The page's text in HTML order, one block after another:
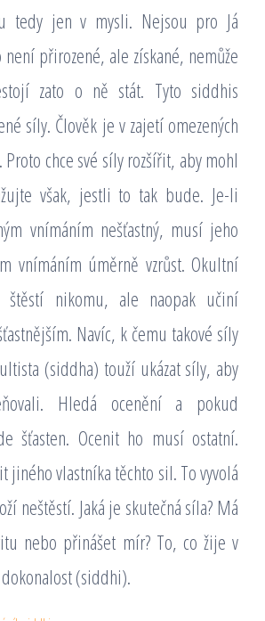
tedy jen v mysli. Nejsou pro Já
přirozené, ale získané, nemůže
zato o ně stát. Tyto siddhis
síly. Člověk je v zajetí omezených
chce své síly rozšířit, aby mohl
však, jestli to tak bude. Je-li
vnímáním nešťastný, musí jeho
vnímáním úměrně vzrůst. Okultní
štěstí nikomu, ale naopak učiní
Navíc, k čemu takové síly
(siddha) touží ukázat síly, aby
Hledá ocenění a pokud
šťasten. Ocenit ho musí ostatní.
jiného vlastníka těchto sil. To vyvolá
neštěstí. Jaká je skutečná síla? Má
nebo přinášet mír? To, co žije v
(siddhi).